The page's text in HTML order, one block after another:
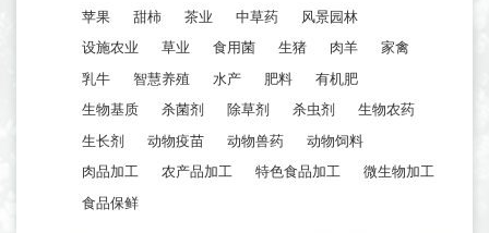
苹果 甜柿 茶业 中草药 风景园林
设施农业 草业 食用菌 生猪 肉羊 家禽
乳牛 智慧养殖 水产 肥料 有机肥
生物基质 杀菌剂 除草剂 杀虫剂 生物农药
生长剂 动物疫苗 动物兽药 动物饲料
肉品加工 农产品加工 特色食品加工 微生物加工
食品保鲜